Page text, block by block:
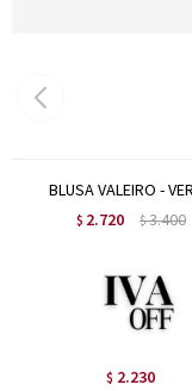
BLUSA VALEIRO -
$ 2.720 $3.400
$ 2.230